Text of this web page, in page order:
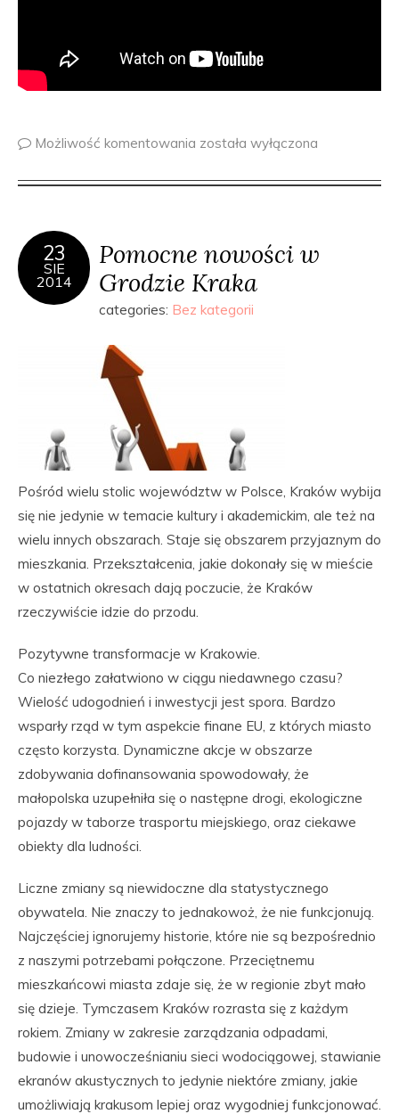
Możliwość komentowania została wyłączona
23
SIE
2014
Pomocne nowości w
Grodzie Kraka
categories: Bez kategorii
Pośród wielu stolic województw w Polsce, Kraków wybija
się nie jedynie w temacie kultury i akademickim, ale też na
wielu innych obszarach. Staje się obszarem przyjaznym do
mieszkania. Przekształcenia, jakie dokonały się w mieście
w ostatnich okresach dają poczucie, że Kraków
rzeczywiście idzie do przodu.
Pozytywne transformacje w Krakowie.
Co niezłego załatwiono w ciągu niedawnego czasu?
Wielość udogodnień i inwestycji jest spora. Bardzo
wsparły rząd w tym aspekcie finane EU, z których miasto
często korzysta. Dynamiczne akcje w obszarze
zdobywania dofinansowania spowodowały, że
małopolska uzupełniła się o następne drogi, ekologiczne
pojazdy w taborze trasportu miejskiego, oraz ciekawe
obiekty dla ludności.
Liczne zmiany są niewidoczne dla statystycznego
obywatela. Nie znaczy to jednakowoż, że nie funkcjonują.
Najczęściej ignorujemy historie, które nie są bezpośrednio
z naszymi potrzebami połączone. Przeciętnemu
mieszkańcowi miasta zdaje się, że w regionie zbyt mało
się dzieje. Tymczasem Kraków rozrasta się z każdym
rokiem. Zmiany w zakresie zarządzania odpadami,
budowie i unowocześnianiu sieci wodociągowej, stawianie
ekranów akustycznych to jedynie niektóre zmiany, jakie
umożliwiają krakusom lepiej oraz wygodniej funkcjonować.